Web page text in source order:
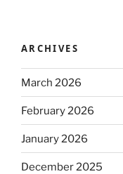
ARCHIVES
March 2026
February 2026
January 2026
December 2025